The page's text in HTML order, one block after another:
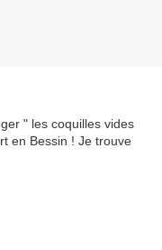
" les coquilles vides
en Bessin ! Je trouve